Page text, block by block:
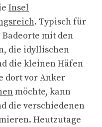
Insel
. Typisch für
mit den
die idyllischen
die kleinen Häfen
dort vor Anker
möchte, kann
die verschiedenen
Heutzutage